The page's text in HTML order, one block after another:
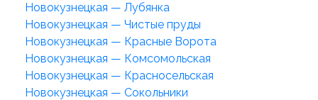
Новокузнецкая — Лубянка
Новокузнецкая — Чистые пруды
Новокузнецкая — Красные Ворота
Новокузнецкая — Комсомольская
Новокузнецкая — Красносельская
Новокузнецкая — Сокольники